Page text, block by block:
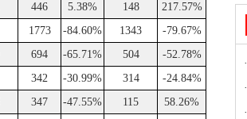
446 5.38% 148
217.57%
1773 -84.60% 1343
-79.67%
694 -65.71% 504
-52.78%
342 -30.99% 314
-24.84%
347 -47.55% 115
58.26%
·
·
·